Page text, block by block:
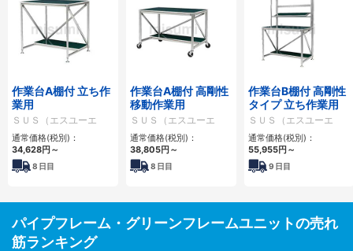
作業台A棚付 立ち作
業用
ＳＵＳ（エスユーエ
ス）
通常価格(税別)：
34,628円～
8 日目
作業台A棚付 高剛性
移動作業用
ＳＵＳ（エスユーエ
ス）
通常価格(税別)：
38,805円～
8 日目
作業台B棚付 高剛性
タイプ 立ち作業用
ＳＵＳ（エスユーエ
ス）
通常価格(税別)：
55,955円～
9 日目
パイプフレーム・グリーンフレームユニットの売れ
筋ランキング